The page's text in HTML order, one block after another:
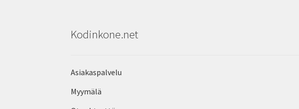
Kodinkone.net
Asiakaspalvelu
Myymälä